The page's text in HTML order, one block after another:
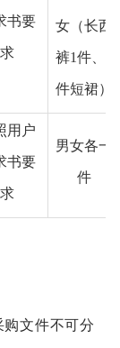
书要
求
女（长西
裤1件、1
件短裙）
用户
书要
求
男女各一
件
文件不可分